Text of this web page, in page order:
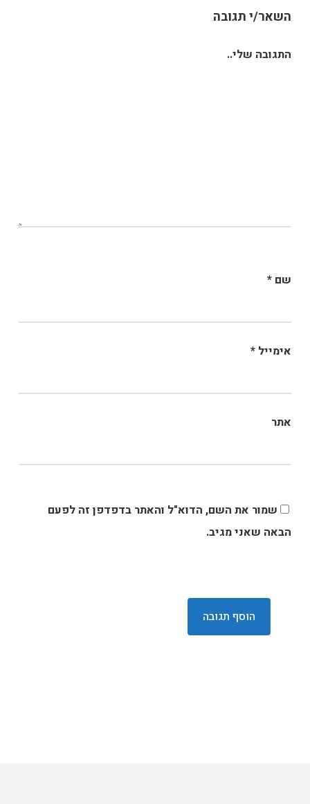
השאר/י תגובה
התגובה שלי..
שם *
אימייל *
אתר
שמור את השם, הדוא"ל והאתר בדפדפן זה לפעם
הבאה שאני מגיב.